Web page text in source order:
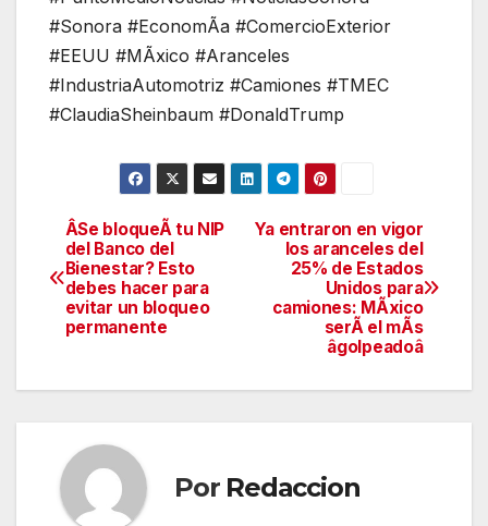
#Sonora #EconomÃa #ComercioExterior
#EEUU #MÃxico #Aranceles
#IndustriaAutomotriz #Camiones #TMEC
#ClaudiaSheinbaum #DonaldTrump
Navegación
de
entradas
Ya entraron en vigor
los aranceles del
25% de Estados
Unidos para
camiones: MÃxico
serÃ el mÃs
âgolpeadoâ
ÂSe bloqueÃ tu NIP
del Banco del
Bienestar? Esto
debes hacer para
evitar un bloqueo
permanente
Por Redaccion